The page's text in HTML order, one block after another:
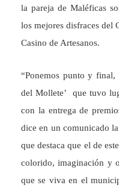
la pareja de Maléficas
los mejores disfraces del
Casino de Artesanos.
“Ponemos punto y final,
del Mollete’ que tuvo
con la entrega de
dice en un comunicado
que destaca que el de
colorido, imaginación y
que se viva en el